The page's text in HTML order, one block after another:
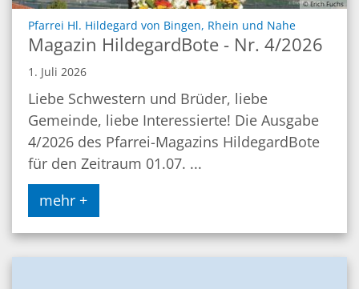
© Erich Fuchs
Pfarrei Hl. Hildegard von Bingen, Rhein und Nahe:
Magazin HildegardBote - Nr. 4/2026
1. Juli 2026
Liebe Schwestern und Brüder, liebe
Gemeinde, liebe Interessierte! Die Ausgabe
4/2026 des Pfarrei-Magazins HildegardBote
für den Zeitraum 01.07. ...
mehr +